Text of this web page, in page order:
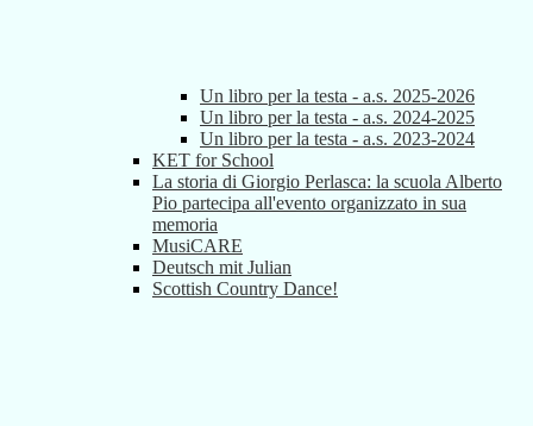
Un libro per la testa - a.s. 2025-2026
Un libro per la testa - a.s. 2024-2025
Un libro per la testa - a.s. 2023-2024
KET for School
La storia di Giorgio Perlasca: la scuola Alberto
Pio partecipa all'evento organizzato in sua
memoria
MusiCARE
Deutsch mit Julian
Scottish Country Dance!